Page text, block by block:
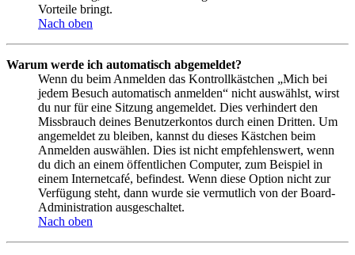
Vorteile bringt.
Nach oben
Warum werde ich automatisch abgemeldet?
Wenn du beim Anmelden das Kontrollkästchen „Mich bei
jedem Besuch automatisch anmelden“ nicht auswählst, wirst
du nur für eine Sitzung angemeldet. Dies verhindert den
Missbrauch deines Benutzerkontos durch einen Dritten. Um
angemeldet zu bleiben, kannst du dieses Kästchen beim
Anmelden auswählen. Dies ist nicht empfehlenswert, wenn
du dich an einem öffentlichen Computer, zum Beispiel in
einem Internetcafé, befindest. Wenn diese Option nicht zur
Verfügung steht, dann wurde sie vermutlich von der Board-
Administration ausgeschaltet.
Nach oben